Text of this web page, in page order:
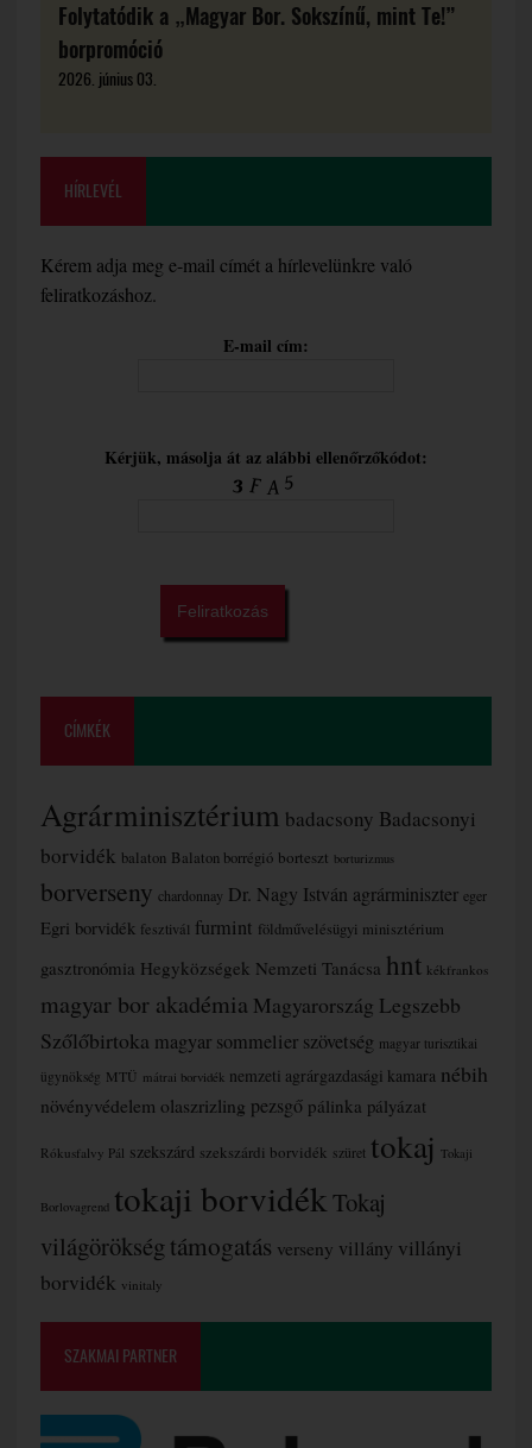
Folytatódik a „Magyar Bor. Sokszínű, mint Te!”
borpromóció
2026. június 03.
HÍRLEVÉL
Kérem adja meg e-mail címét a hírlevelünkre való
feliratkozáshoz.
E-mail cím:
Kérjük, másolja át az alábbi ellenőrzőkódot:
CÍMKÉK
Agrárminisztérium badacsony Badacsonyi
borvidék balaton Balaton borrégió borteszt borturizmus
borverseny chardonnay Dr. Nagy István agrárminiszter eger
Egri borvidék fesztivál furmint földművelésügyi minisztérium
gasztronómia Hegyközségek Nemzeti Tanácsa hnt kékfrankos
magyar bor akadémia Magyarország Legszebb
Szőlőbirtoka magyar sommelier szövetség magyar turisztikai
ügynökség MTÜ mátrai borvidék nemzeti agrárgazdasági kamara nébih
növényvédelem olaszrizling pezsgő pálinka pályázat
Rókusfalvy Pál szekszárd szekszárdi borvidék szüret tokaj Tokaji
Borlovagrend tokaji borvidékTokaj
világörökségtámogatás verseny villány villányi
borvidék vinitaly
SZAKMAI PARTNER